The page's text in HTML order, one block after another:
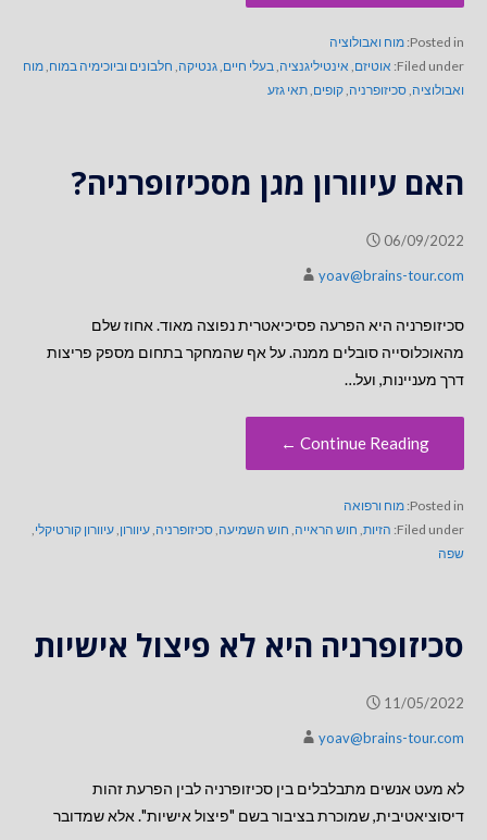
Posted in: מוח ואבולוציה
Filed under: אוטיזם, אינטיליגנציה,בעלי חיים,גנטיקה, חלבונים וביוכימיה במוח,מוח
ואבולוציה,סכיזופרניה,קופים,תאי גזע
האם עיוורון מגן מסכיזופרניה?
06/09/2022
yoav@brains-tour.com
סכיזופרניה היא הפרעה פסיכיאטרית נפוצה מאוד. אחוז שלם
מהאוכלוסייה סובלים ממנה. על אף שהמחקר בתחום מספק פריצות
דרך מעניינות, ועל…
Continue Reading ←
Posted in: מוח ורפואה
Filed under: הזיות, חוש הראייה חוש השמיעה סכיזופרניה עיוורון עיוורון קורטיקלי
שפה
סכיזופרניה היא לא פיצול אישיות
11/05/2022
yoav@brains-tour.com
לא מעט אנשים מתבלבלים בין סכיזופרניה לבין הפרעת זהות
דיסוציאטיבית, שמוכרת בציבור בשם "פיצול אישיות". אלא שמדובר